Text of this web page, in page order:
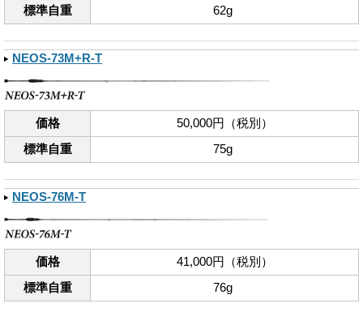
標準自重 62g
NEOS-73M+R-T
価格
50,000円（税別）
標準自重
75g
NEOS-76M-T
価格
41,000円（税別）
標準自重
76g